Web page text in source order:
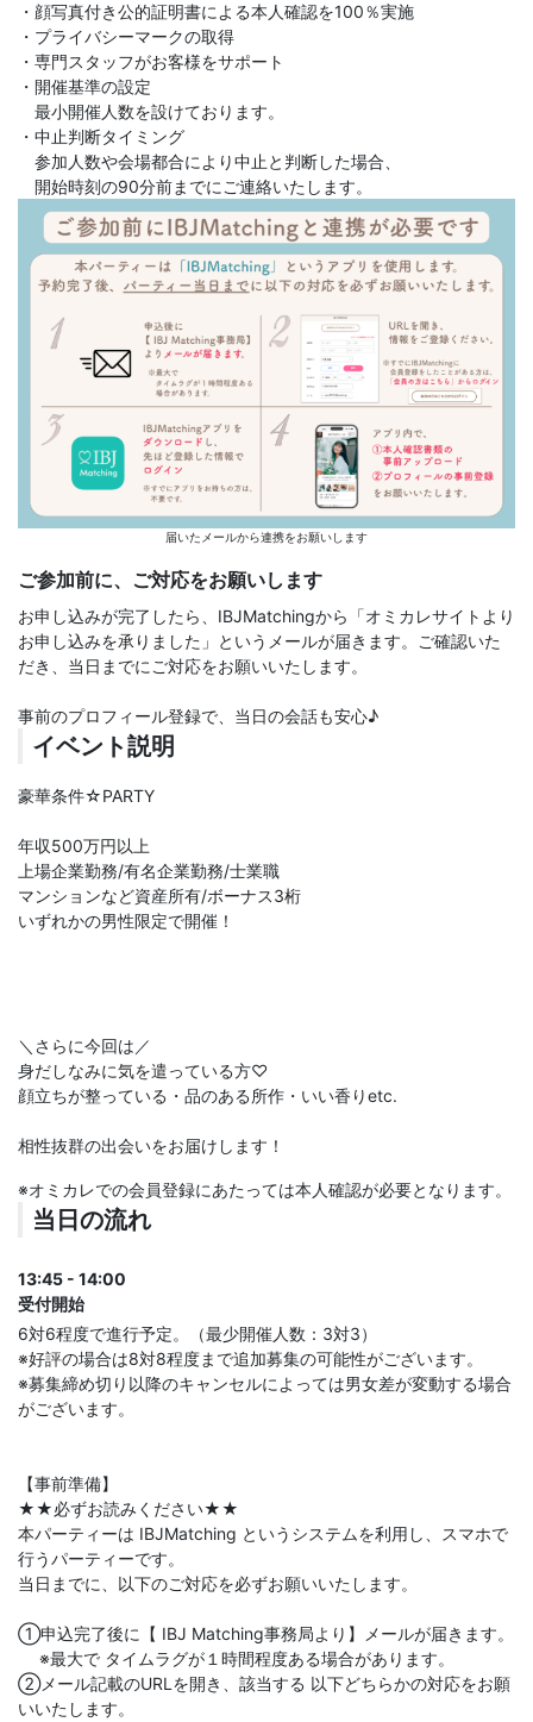
・顔写真付き公的証明書による本人確認を100％実施
・プライバシーマークの取得
・専門スタッフがお客様をサポート
・開催基準の設定
最小開催人数を設けております。
・中止判断タイミング
参加人数や会場都合により中止と判断した場合、
開始時刻の90分前までにご連絡いたします。
届いたメールから連携をお願いします
ご参加前に、ご対応をお願いします
お申し込みが完了したら、IBJMatchingから「オミカレサイトより
お申し込みを承りました」というメールが届きます。ご確認いた
だき、当日までにご対応をお願いいたします。
事前のプロフィール登録で、当日の会話も安心♪
イベント説明
豪華条件☆PARTY
年収500万円以上
上場企業勤務/有名企業勤務/士業職
マンションなど資産所有/ボーナス3桁
いずれかの男性限定で開催！
＼さらに今回は／
身だしなみに気を遣っている方♡
顔立ちが整っている・品のある所作・いい香りetc.
相性抜群の出会いをお届けします！
※オミカレでの会員登録にあたっては本人確認が必要となります。
当日の流れ
13:45 - 14:00
受付開始
6対6程度で進行予定。（最少開催人数：3対3）
※好評の場合は8対8程度まで追加募集の可能性がございます。
※募集締め切り以降のキャンセルによっては男女差が変動する場合
がございます。
【事前準備】
★★必ずお読みください★★
本パーティーは IBJMatching というシステムを利用し、スマホで
行うパーティーです。
当日までに、以下のご対応を必ずお願いいたします。
①申込完了後に【 IBJ Matching事務局より】メールが届きます。
※最大で タイムラグが１時間程度ある場合があります。
②メール記載のURLを開き、該当する 以下どちらかの対応をお願
いいたします。